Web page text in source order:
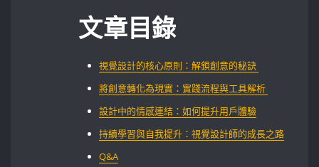
文章目錄
視覺設計的核心原則：解鎖創意的秘訣 ‍
將創意轉化為現實：實踐流程與工具解析 ⁣
設計中的情感連結：如何提升用戶體驗
持續學習與自我提升：視覺設計師的成長之路
Q&A